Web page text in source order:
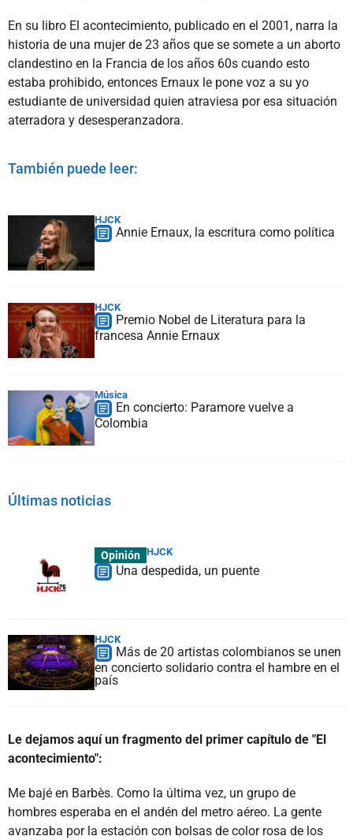
En su libro El acontecimiento, publicado en el 2001, narra la
historia de una mujer de 23 años que se somete a un aborto
clandestino en la Francia de los años 60s cuando esto
estaba prohibido, entonces Ernaux le pone voz a su yo
estudiante de universidad quien atraviesa por esa situación
aterradora y desesperanzadora.
También puede leer:
HJCK
Annie Ernaux, la escritura como política
HJCK
Premio Nobel de Literatura para la
francesa Annie Ernaux
Música
En concierto: Paramore vuelve a
Colombia
Últimas noticias
Opinión HJCK
Una despedida, un puente
HJCK
Más de 20 artistas colombianos se unen
en concierto solidario contra el hambre en el
país
Le dejamos aquí un fragmento del primer capítulo de "El
acontecimiento":
Me bajé en Barbès. Como la última vez, un grupo de
hombres esperaba en el andén del metro aéreo. La gente
avanzaba por la estación con bolsas de color rosa de los